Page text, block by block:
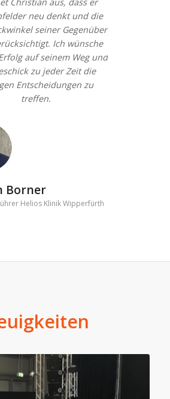
neu denkt und die
seiner Gegenüber
Ich wünsche
auf seinem Weg und
zu jeder Zeit die
Entscheidungen zu
treffen.
Borner
Helios Klinik Wipperfürth